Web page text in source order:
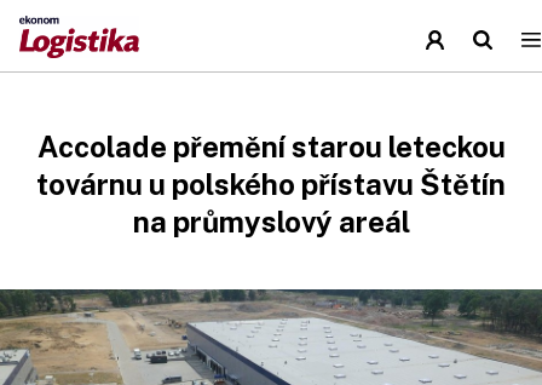
Accolade přemění starou leteckou
továrnu u polského přístavu Štětín
na průmyslový areál